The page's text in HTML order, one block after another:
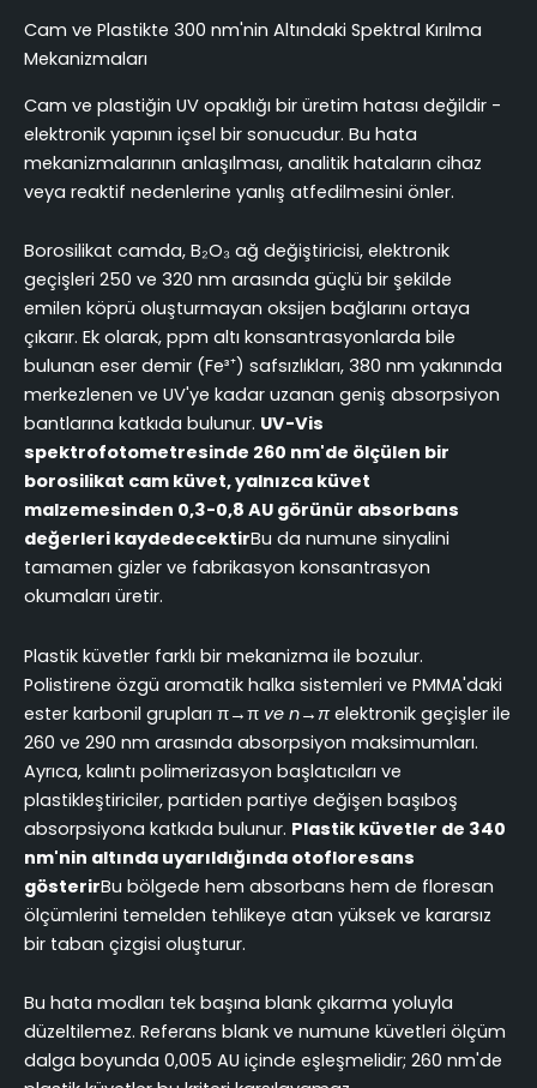
Cam ve Plastikte 300 nm'nin Altındaki Spektral Kırılma
Mekanizmaları
Cam ve plastiğin UV opaklığı bir üretim hatası değildir -
elektronik yapının içsel bir sonucudur. Bu hata
mekanizmalarının anlaşılması, analitik hataların cihaz
veya reaktif nedenlerine yanlış atfedilmesini önler.
Borosilikat camda, B₂O₃ ağ değiştiricisi, elektronik
geçişleri 250 ve 320 nm arasında güçlü bir şekilde
emilen köprü oluşturmayan oksijen bağlarını ortaya
çıkarır. Ek olarak, ppm altı konsantrasyonlarda bile
bulunan eser demir (Fe³⁺) safsızlıkları, 380 nm yakınında
merkezlenen ve UV'ye kadar uzanan geniş absorpsiyon
bantlarına katkıda bulunur. UV-Vis
spektrofotometresinde 260 nm'de ölçülen bir
borosilikat cam küvet, yalnızca küvet
malzemesinden 0,3-0,8 AU görünür absorbans
değerleri kaydedecektirBu da numune sinyalini
tamamen gizler ve fabrikasyon konsantrasyon
okumaları üretir.
Plastik küvetler farklı bir mekanizma ile bozulur.
Polistirene özgü aromatik halka sistemleri ve PMMA'daki
ester karbonil grupları π→π ve n→πelektronik geçişler ile
260 ve 290 nm arasında absorpsiyon maksimumları.
Ayrıca, kalıntı polimerizasyon başlatıcıları ve
plastikleştiriciler, partiden partiye değişen başıboş
absorpsiyona katkıda bulunur. Plastik küvetler de 340
nm'nin altında uyarıldığında otofloresans
gösterirBu bölgede hem absorbans hem de floresan
ölçümlerini temelden tehlikeye atan yüksek ve kararsız
bir taban çizgisi oluşturur.
Bu hata modları tek başına blank çıkarma yoluyla
düzeltilemez. Referans blank ve numune küvetleri ölçüm
dalga boyunda 0,005 AU içinde eşleşmelidir; 260 nm'de